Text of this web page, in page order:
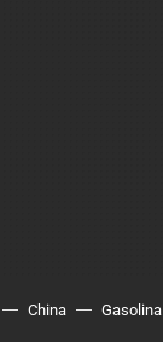
China Gasolina